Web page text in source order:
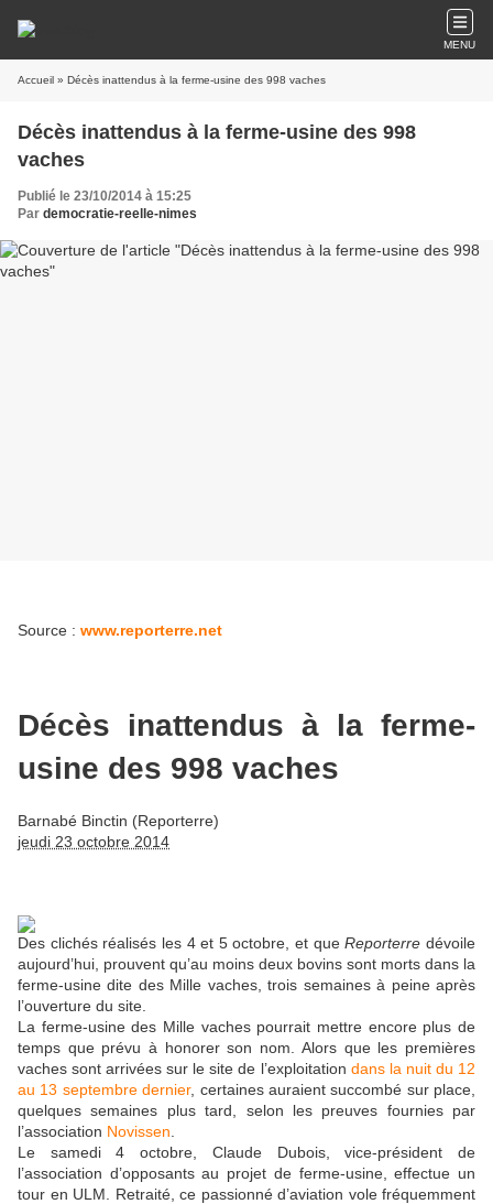
MENU
Accueil » Décès inattendus à la ferme-usine des 998 vaches
Décès inattendus à la ferme-usine des 998
vaches
Publié le 23/10/2014 à 15:25
Par democratie-reelle-nimes
Source : www.reporterre.net
Décès inattendus à la ferme-
usine des 998 vaches
Barnabé Binctin (Reporterre)
jeudi 23 octobre 2014
Des clichés réalisés les 4 et 5 octobre, et queReporterre dévoile
aujourd’hui, prouvent qu’au moins deux bovins sont morts dans la
ferme-usine dite des Mille vaches, trois semaines à peine après
l’ouverture du site.
La ferme-usine des Mille vaches pourrait mettre encore plus de
temps que prévu à honorer son nom. Alors que les premières
vaches sont arrivées sur le site de l’exploitation dans la nuit du 12
au 13 septembre dernier, certaines auraient succombé sur place,
quelques semaines plus tard, selon les preuves fournies par
l’association Novissen
Le samedi 4 octobre, Claude Dubois, vice-président de
l’association d’opposants au projet de ferme-usine, effectue un
tour en ULM . Retraité, ce passionné d’aviation vole fréquemment